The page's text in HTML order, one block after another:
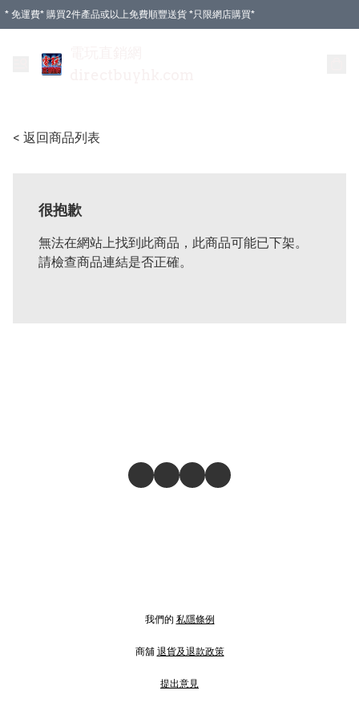
* 免運費* 購買2件產品或以上免費順豐送貨 *只限網店購買*
< 返回商品列表
很抱歉
無法在網站上找到此商品，此商品可能已下架。
請檢查商品連結是否正確。
我們的 私隱條例
商舖 退貨及退款政策
提出意見